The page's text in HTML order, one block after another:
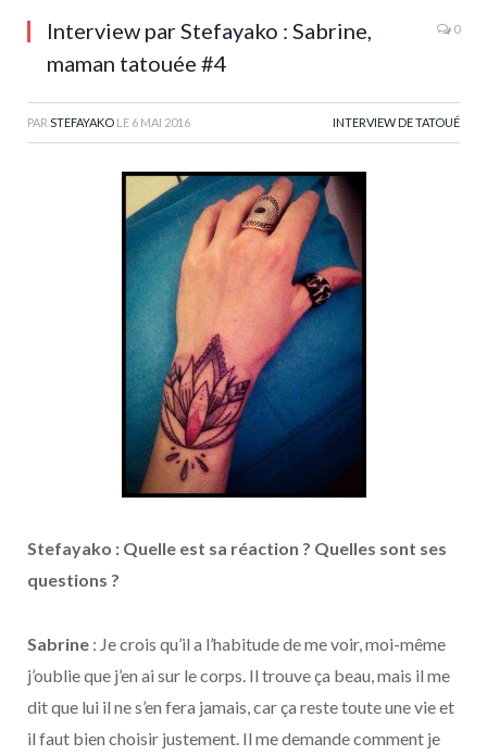
Interview par Stefayako : Sabrine,
maman tatouée #4
0
PAR STEFAYAKO LE 6 MAI 2016 INTERVIEW DE TATOUÉ
Stefayako : Quelle est sa réaction ? Quelles sont ses
questions ?
Sabrine : Je crois qu’il a l’habitude de me voir, moi-même
j’oublie que j’en ai sur le corps. Il trouve ça beau, mais il me
dit que lui il ne s’en fera jamais, car ça reste toute une vie et
il faut bien choisir justement. Il me demande comment je